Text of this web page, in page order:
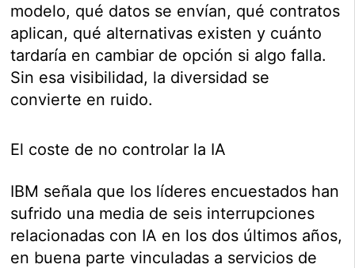
modelo, qué datos se envían, qué contratos
aplican, qué alternativas existen y cuánto
tardaría en cambiar de opción si algo falla.
Sin esa visibilidad, la diversidad se
convierte en ruido.
El coste de no controlar la IA
IBM señala que los líderes encuestados han
sufrido una media de seis interrupciones
relacionadas con IA en los dos últimos años,
en buena parte vinculadas a servicios de